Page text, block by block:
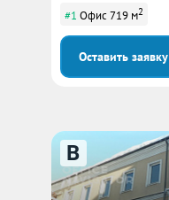
#1 Офис 719 м2
Оставить заявку
B